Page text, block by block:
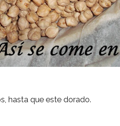
hasta que este dorado.